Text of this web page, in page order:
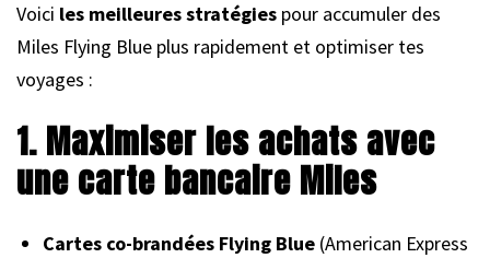
Voici les meilleures stratégies pour accumuler des
Miles Flying Blue plus rapidement et optimiser tes
voyages :
1. Maximiser les achats avec
une carte bancaire Miles
Cartes co-brandées Flying Blue (American Express